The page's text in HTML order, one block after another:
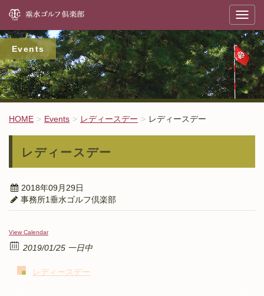
T
g
g
l
e
n
a
v
i
a
n
垂
Events
HOME Events レディースデー レディースデー
レディースデー
2018年09月29日
事務所1垂水ゴルフ倶楽部
View Calendar
2019/01/25 一日中
レディースデー